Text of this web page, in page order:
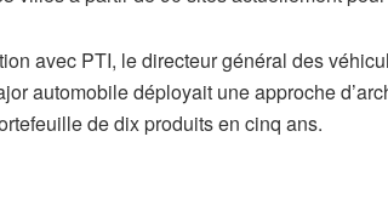
avec PTI, le directeur général des
automobile déployait une approche
de dix produits en cinq ans.